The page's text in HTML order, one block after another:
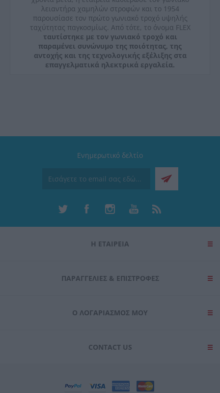
λειαντήρα χαμηλών στροφών και το 1954
παρουσίασε τον πρώτο γωνιακό τροχό υψηλής
ταχύτητας παγκοσμίως. Από τότε, το όνομα FLEX
ταυτίστηκε με τον γωνιακό τροχό και
παραμένει συνώνυμο της ποιότητας, της
αντοχής και της τεχνολογικής εξέλιξης στα
επαγγελματικά ηλεκτρικά εργαλεία.
Ενημερωτικό δελτίο
Η ΕΤΑΙΡΕΙΑ
ΠΑΡΑΓΓΕΛΊΕΣ & ΕΠΙΣΤΡΟΦΈΣ
Ο ΛΟΓΑΡΙΑΣΜΌΣ ΜΟΥ
CONTACT US